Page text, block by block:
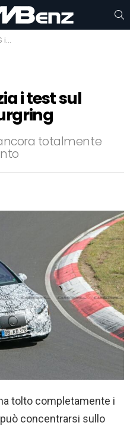
i test sul
totalmente
tolto completamente i
può concentrarsi sullo